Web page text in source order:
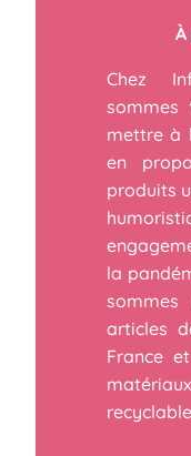
Chez
sommes
mettre à
en
produits
la
articles
France